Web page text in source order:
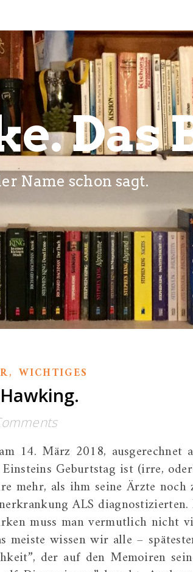
Das
Name schon sagt.
, WICHTIGES
14. März 2018, ausgerechnet
Geburtstag ist (irre,
mehr, als ihm seine Ärzte noch
ALS
muss man vermutlich nicht
meiste wissen wir alle –
der auf den Memoiren